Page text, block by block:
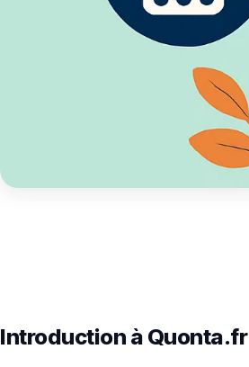
Introduction à Quonta.fr